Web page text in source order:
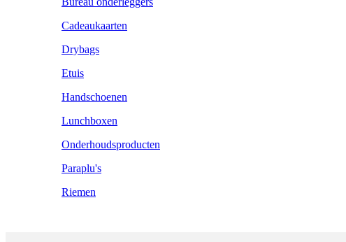
Cadeaukaarten
Drybags
Etuis
Handschoenen
Lunchboxen
Onderhoudsproducten
Paraplu's
Riemen